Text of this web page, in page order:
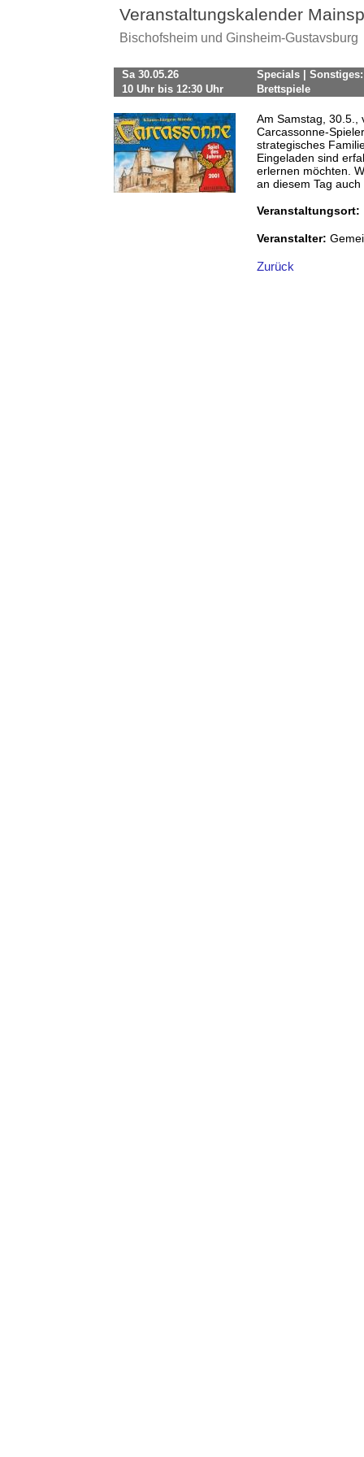
Veranstaltungskalender
Bischofsheim und Ginsheim-Gustavsburg
Sa 30.05.26
10 Uhr bis 12:30 Uhr
Specials |
Brettspiele
Am Samstag, 30.5.,
Carcassonne-
strategisches
Eingeladen sind
erlernen möchten.
an diesem Tag
Veranstaltungsort:
Veranstalter:
Zurück